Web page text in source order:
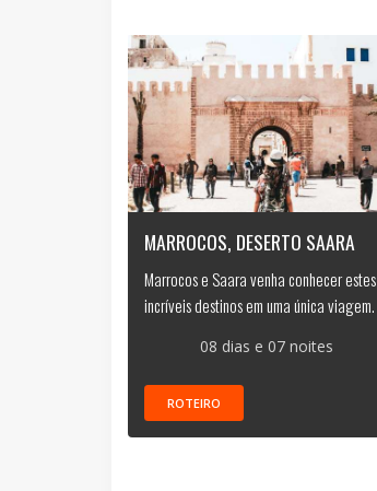
MARROCOS, DESERTO SAARA
Marrocos e Saara venha conhecer estes
incríveis destinos em uma única viagem.
08 dias e 07 noites
ROTEIRO